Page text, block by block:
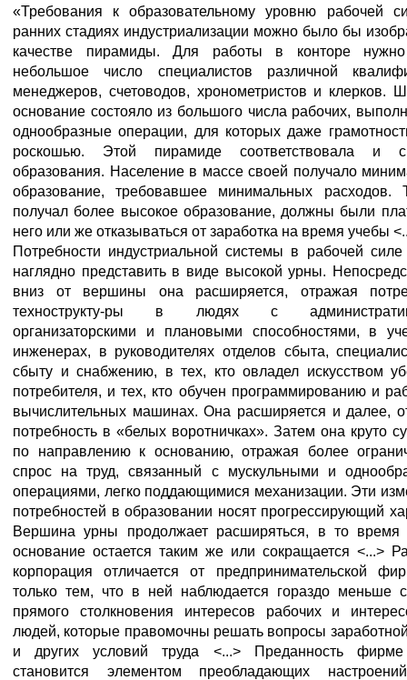
«Требования к образовательному уровню рабочей
ранних стадиях индустриализации можно было бы
качестве пирамиды. Для работы в конторе
небольшое число специалистов различной
менеджеров, счетоводов, хронометристов и клерков.
основание состояло из большого числа рабочих,
однообразные операции, для которых даже
роскошью. Этой пирамиде соответствовала и
образования. Население в массе своей получало
образование, требовавшее минимальных расходов.
получал более высокое образование, должны были
него или же отказываться от заработка на время учебы
Потребности индустриальной системы в рабочей
наглядно представить в виде высокой урны.
вниз от вершины она расширяется, отражая
технострукту-ры в людях с
организаторскими и плановыми способностями, в
инженерах, в руководителях отделов сбыта,
сбыту и снабжению, в тех, кто овладел искусством
потребителя, и тех, кто обучен программированию и
вычислительных машинах. Она расширяется и далее,
потребность в «белых воротничках». Затем она круто
по направлению к основанию, отражая более
спрос на труд, связанный с мускульными и
операциями, легко поддающимися механизации. Эти
потребностей в образовании носят прогрессирующий
Вершина урны продолжает расширяться, в то время
основание остается таким же или сокращается <...>
корпорация отличается от предпринимательской
только тем, что в ней наблюдается гораздо меньше
прямого столкновения интересов рабочих и
людей, которые правомочны решать вопросы
и других условий труда <...> Преданность фирме
становится элементом преобладающих